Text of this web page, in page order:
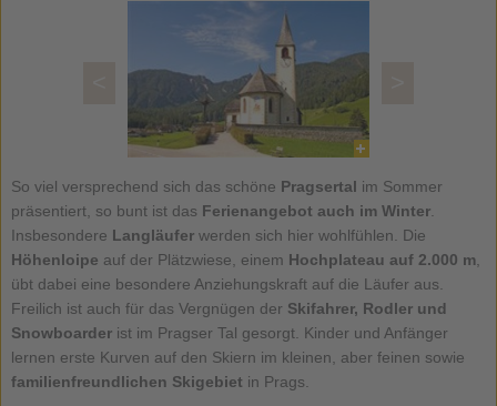
So viel versprechend sich das schöne Pragsertal im Sommer
präsentiert, so bunt ist das Ferienangebot auch im Winter.
Insbesondere Langläuferwerden sich hier wohlfühlen. Die
Höhenloipe auf der Plätzwiese, einem Hochplateau auf 2.000 m,
übt dabei eine besondere Anziehungskraft auf die Läufer aus.
Freilich ist auch für das Vergnügen der Skifahrer, Rodler und
Snowboarderist im Pragser Tal gesorgt. Kinder und Anfänger
lernen erste Kurven auf den Skiern im kleinen, aber feinen sowie
familienfreundlichen Skigebiet in Prags.